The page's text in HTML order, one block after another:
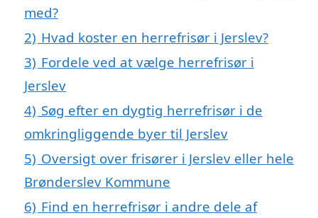
med?
2) Hvad koster en herrefrisør i Jerslev?
3) Fordele ved at vælge herrefrisør i
Jerslev
4) Søg efter en dygtig herrefrisør i de
omkringliggende byer til Jerslev
5) Oversigt over frisører i Jerslev eller hele
Brønderslev Kommune
6) Find en herrefrisør i andre dele af